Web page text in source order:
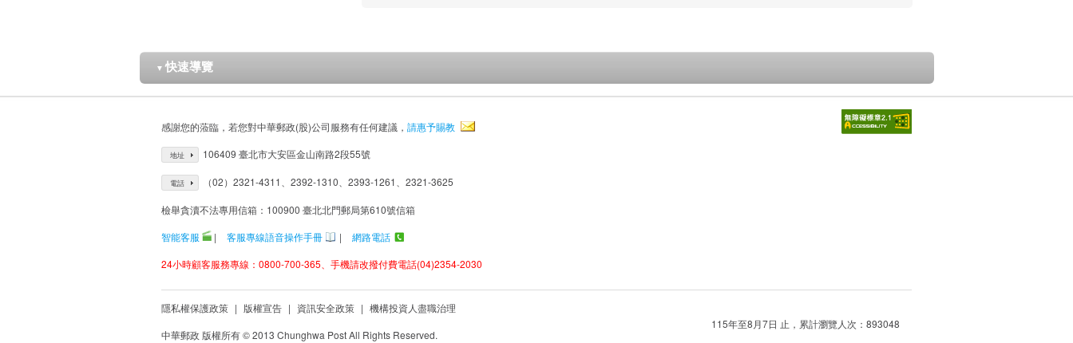
▼ 快速導覽
感謝您的蒞臨，若您對中華郵政(股)公司服務有任何建議， 請惠予賜教
地址 106409 臺北市大安區金山南路2段55號
電話 （02）2321-4311、2392-1310、2393-1261、2321-3625
檢舉貪瀆不法專用信箱：100900 臺北北門郵局第610號信箱
智能客服
| 客服專線語音操作手冊 |
網路電話
24小時顧客服務專線：0800-700-365、手機請改撥付費電話(04)2354-2030
隱私權保護政策 | 版權宣告 | 資訊安全政策 | 機構投資人盡職治理
中華郵政 版權所有 © 2013 Chunghwa Post All Rights Reserved.
115年至8月7日 止，累計瀏覽人次：893048